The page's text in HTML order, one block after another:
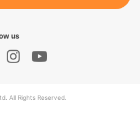
us
All Rights Reserved.